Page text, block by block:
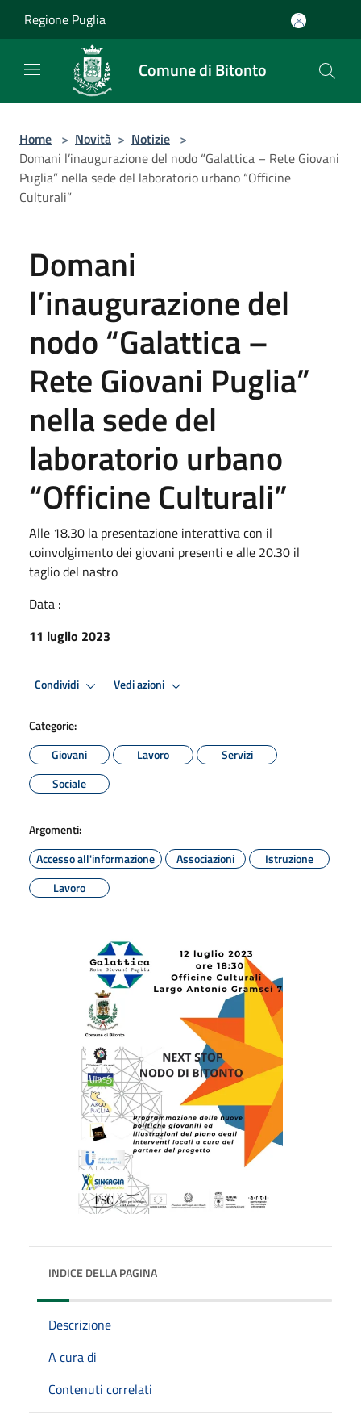
Regione Puglia
Comune di Bitonto
Home > Novità > Notizie >
Domani l’inaugurazione del nodo “Galattica – Rete Giovani
Puglia” nella sede del laboratorio urbano “Officine
Culturali”
Domani
l’inaugurazione del
nodo “Galattica –
Rete Giovani Puglia”
nella sede del
laboratorio urbano
“Officine Culturali”
Alle 18.30 la presentazione interattiva con il
coinvolgimento dei giovani presenti e alle 20.30 il
taglio del nastro
Data :
11 luglio 2023
Condividi Vedi azioni
Categorie:
Giovani
Lavoro
Servizi
Sociale
Argomenti:
Accesso all'informazione
Associazioni
Istruzione
Lavoro
INDICE DELLA PAGINA
Descrizione
A cura di
Contenuti correlati